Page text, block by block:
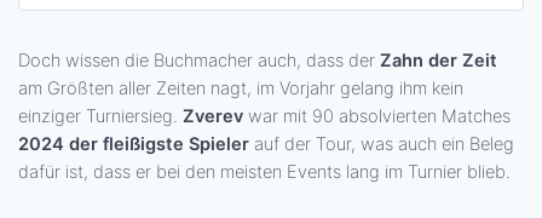
Doch wissen die Buchmacher auch, dass der Zahn der Zeit
am Größten aller Zeiten nagt, im Vorjahr gelang ihm kein
einziger Turniersieg. Zverev war mit 90 absolvierten Matches
2024 der fleißigste Spieler auf der Tour, was auch ein Beleg
dafür ist, dass er bei den meisten Events lang im Turnier blieb.